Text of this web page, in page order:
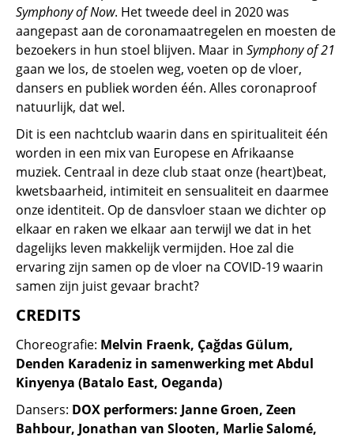
Symphony of Now. Het tweede deel in 2020 was
aangepast aan de coronamaatregelen en moesten de
bezoekers in hun stoel blijven. Maar in Symphony of 21
gaan we los, de stoelen weg, voeten op de vloer,
dansers en publiek worden één. Alles coronaproof
natuurlijk, dat wel.
Dit is een nachtclub waarin dans en spiritualiteit één
worden in een mix van Europese en Afrikaanse
muziek. Centraal in deze club staat onze (heart)beat,
kwetsbaarheid, intimiteit en sensualiteit en daarmee
onze identiteit. Op de dansvloer staan we dichter op
elkaar en raken we elkaar aan terwijl we dat in het
dagelijks leven makkelijk vermijden. Hoe zal die
ervaring zijn samen op de vloer na COVID-19 waarin
samen zijn juist gevaar bracht?
CREDITS
Choreografie: Melvin Fraenk, Çağdas Gülum,
Denden Karadeniz in samenwerking met Abdul
Kinyenya (Batalo East, Oeganda)
Dansers: DOX performers: Janne Groen, Zeen
Bahbour, Jonathan van Slooten, Marlie Salomé,